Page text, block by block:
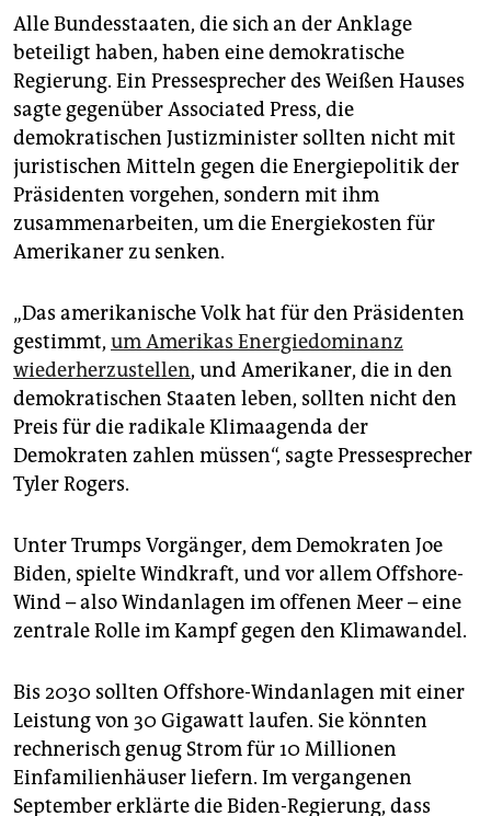
Alle Bundesstaaten, die sich an der Anklage
beteiligt haben, haben eine demokratische
Regierung. Ein Pressesprecher des Weißen Hauses
sagte gegenüber Associated Press, die
demokratischen Justizminister sollten nicht mit
juristischen Mitteln gegen die Energiepolitik der
Präsidenten vorgehen, sondern mit ihm
zusammenarbeiten, um die Energiekosten für
Amerikaner zu senken.
„Das amerikanische Volk hat für den Präsidenten
gestimmt, um Amerikas Energiedominanz
wiederherzustellen, und Amerikaner, die in den
demokratischen Staaten leben, sollten nicht den
Preis für die radikale Klimaagenda der
Demokraten zahlen müssen“, sagte Pressesprecher
Tyler Rogers.
Unter Trumps Vorgänger, dem Demokraten Joe
Biden, spielte Windkraft, und vor allem Offshore-
Wind – also Windanlagen im offenen Meer – eine
zentrale Rolle im Kampf gegen den Klimawandel.
Bis 2030 sollten Offshore-Windanlagen mit einer
Leistung von 30 Gigawatt laufen. Sie könnten
rechnerisch genug Strom für 10 Millionen
Einfamilienhäuser liefern. Im vergangenen
September erklärte die Biden-Regierung, dass